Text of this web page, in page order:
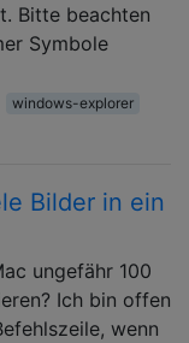
Bitte beachten
Symbole
windows-explorer
Bilder in ein
ungefähr 100
Ich bin offen
wenn